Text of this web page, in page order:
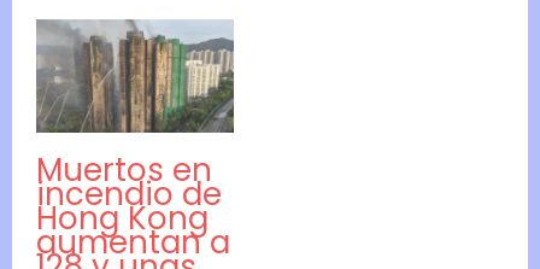
Muertos en
incendio de
Hong Kong
aumentan a